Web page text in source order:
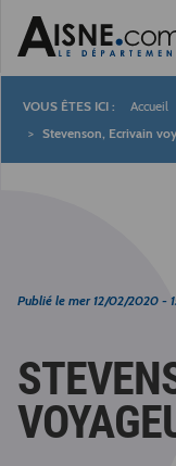
Fil
Accueil
Stevenson, Ecrivain
Publié le mer 12/02/2020 -